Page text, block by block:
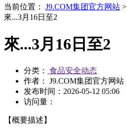
当前位置： J9.COM集团官方网站 >
來...3月16日至2
來...3月16日至2
分类：
食品安全动态
作者： J9.COM集团官方网站
发布时间： 2026-05-12 05:06
访问量：
【概要描述】